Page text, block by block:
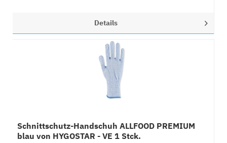
Details
Schnittschutz-Handschuh ALLFOOD PREMIUM
blau von HYGOSTAR - VE 1 Stck.